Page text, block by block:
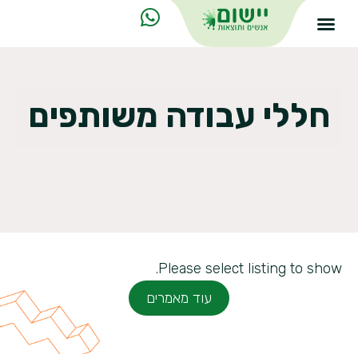
חללי עבודה משותפים
Please select listing to show.
עוד מאמרים